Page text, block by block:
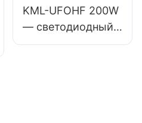
складов и других
помещений.
KML-UFOHF 200W
— светодиодный
светильник для